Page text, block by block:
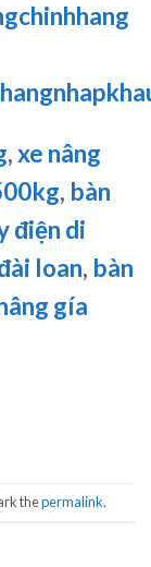
,xe nâng
, bàn
điện di
loan, bàn
gía
thepermalink.